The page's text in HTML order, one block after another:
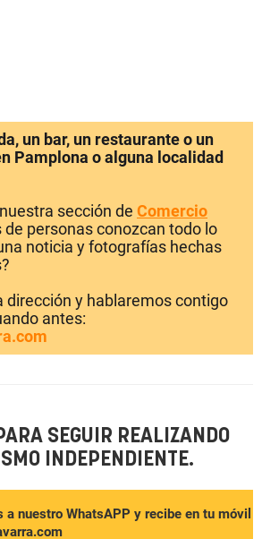
un bar, un restaurante o un
Pamplona o alguna localidad
sección de Comercio
de personas conozcan todo lo
noticia y fotografías hechas
dirección y hablaremos contigo
antes:
SEGUIR REALIZANDO
INDEPENDIENTE.
nuestro WhatsAPP y recibe en tu móvil